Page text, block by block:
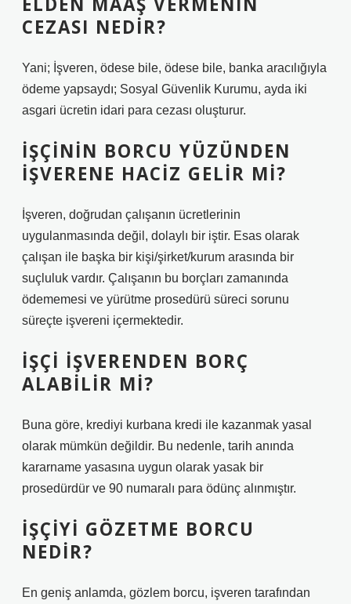
CEZASI NEDIR?
Yani; İşveren, ödese bile, ödese bile, banka aracılığıyla
ödeme yapsaydı; Sosyal Güvenlik Kurumu, ayda iki
asgari ücretin idari para cezası oluşturur.
İŞÇININ BORCU YÜZÜNDEN
IŞVERENE HACIZ GELIR MI?
İşveren, doğrudan çalışanın ücretlerinin
uygulanmasında değil, dolaylı bir iştir. Esas olarak
çalışan ile başka bir kişi/şirket/kurum arasında bir
suçluluk vardır. Çalışanın bu borçları zamanında
ödememesi ve yürütme prosedürü süreci sorunu
süreçte işvereni içermektedir.
İŞÇI IŞVERENDEN BORÇ
ALABILIR MI?
Buna göre, krediyi kurbana kredi ile kazanmak yasal
olarak mümkün değildir. Bu nedenle, tarih anında
kararname yasasına uygun olarak yasak bir
prosedürdür ve 90 numaralı para ödünç alınmıştır.
İŞÇIYI GÖZETME BORCU
NEDIR?
En geniş anlamda, gözlem borcu, işveren tarafından